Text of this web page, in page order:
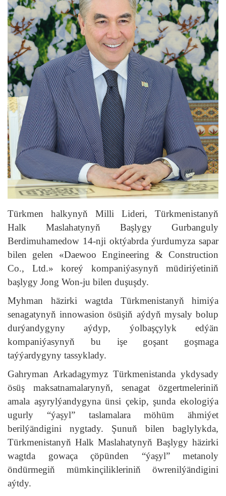
Türkmen halkynyň Milli Lideri, Türkmenistanyň
Halk Maslahatynyň Başlygy Gurbanguly
Berdimuhamedow 14-nji oktýabrda ýurdumyza sapar
bilen gelen «Daewoo Engineering & Construction
Co., Ltd.» koreý kompaniýasynyň müdiriýetiniň
başlygy Jong Won-ju bilen duşuşdy.
Myhman häzirki wagtda Türkmenistanyň himiýa
senagatynyň innowasion ösüşiň aýdyň mysaly bolup
durýandygyny aýdyp, ýolbaşçylyk edýän
kompaniýasynyň bu işe goşant goşmaga
taýýardygyny tassyklady.
Gahryman Arkadagymyz Türkmenistanda ykdysady
ösüş maksatnamalarynyň, senagat özgertmeleriniň
amala aşyrylýandygyna ünsi çekip, şunda ekologiýa
ugurly “ýaşyl” taslamalara möhüm ähmiýet
berilýändigini nygtady. Şunuň bilen baglylykda,
Türkmenistanyň Halk Maslahatynyň Başlygy häzirki
wagtda gowaça çöpünden “ýaşyl” metanoly
öndürmegiň mümkinçilikleriniň öwrenilýändigini
aýtdy.